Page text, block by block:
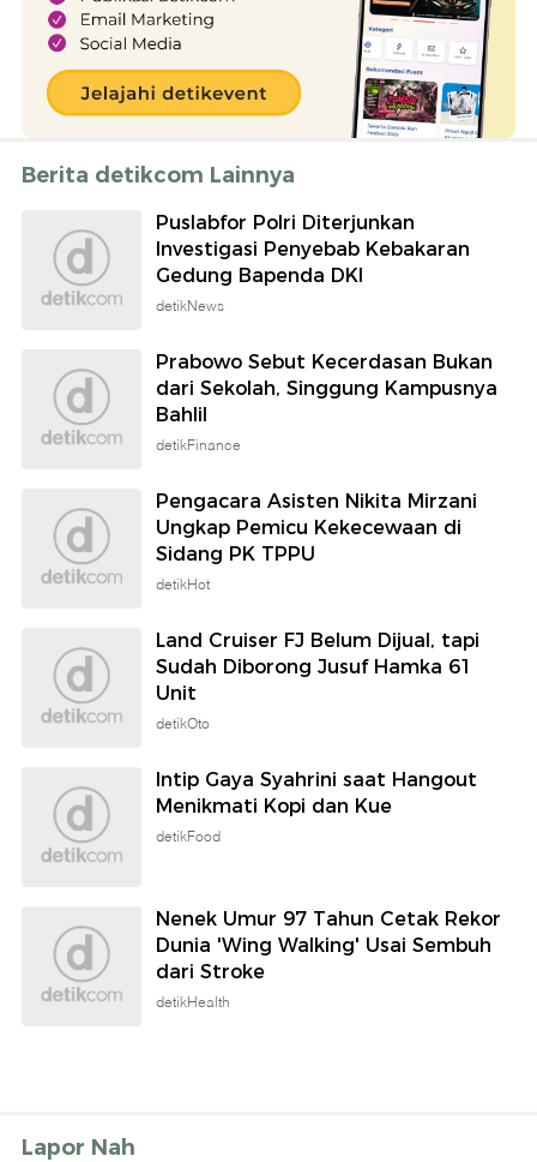
Berita detikcom Lainnya
Puslabfor Polri Diterjunkan
Investigasi Penyebab Kebakaran
Gedung Bapenda DKI
detikNews
Prabowo Sebut Kecerdasan Bukan
dari Sekolah, Singgung Kampusnya
Bahlil
detikFinance
Pengacara Asisten Nikita Mirzani
Ungkap Pemicu Kekecewaan di
Sidang PK TPPU
detikHot
Land Cruiser FJ Belum Dijual, tapi
Sudah Diborong Jusuf Hamka 61
Unit
detikOto
Intip Gaya Syahrini saat Hangout
Menikmati Kopi dan Kue
detikFood
Nenek Umur 97 Tahun Cetak Rekor
Dunia 'Wing Walking' Usai Sembuh
dari Stroke
detikHealth
Lapor Nah